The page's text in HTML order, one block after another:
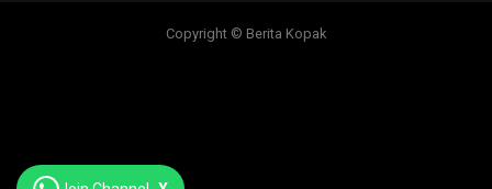
Copyright © Berita Kopak